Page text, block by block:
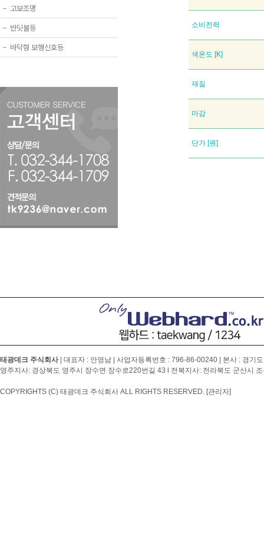
− 고보조명
− 반딧불등
− 바닥형 보행신호등
소비전력
색온도 [K]
재질
마감
단가 [원]
태광데크 주식회사| 대표자 : 안영남 | 사업자등록번호 : 796-86-00240 | 본사 : 경기
영주지사: 경상북도 영주시 장수면 장수로220번길 43 l 전북지사: 전라북도 군산시
COPYRIGHTS (C) 태광데크 주식회사 ALL RIGHTS RESERVED. [관리자]